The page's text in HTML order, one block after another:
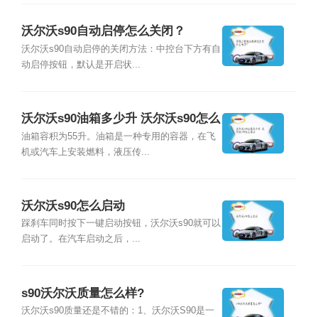
沃尔沃s90自动启停怎么关闭？
沃尔沃s90自动启停的关闭方法：中控台下方有自
动启停按钮，默认是开启状...
沃尔沃s90油箱多少升 沃尔沃s90怎么
启动
油箱容积为55升。油箱是一种专用的容器，在飞
机或汽车上安装燃料，液压传...
沃尔沃s90怎么启动
踩刹车同时按下一键启动按钮，沃尔沃s90就可以
启动了。在汽车启动之后，...
s90沃尔沃质量怎么样?
沃尔沃s90质量还是不错的：1、沃尔沃S90是一